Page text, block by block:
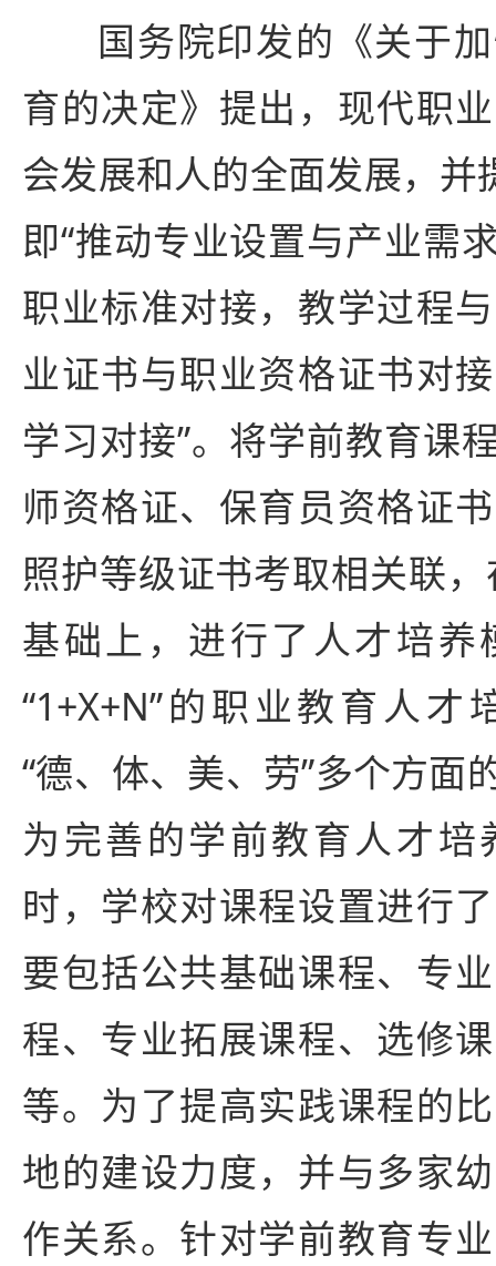
国务院印发的《关于
育的决定》提出，现代职
会发展和人的全面发展，并
即“推动专业设置与产业需
职业标准对接，教学过程
业证书与职业资格证书对
学习对接”。将学前教育课
师资格证、保育员资格证
照护等级证书考取相关联，
基础上，进行了人才培养
“1+X+N”的职业教育人
“德、体、美、劳”多个方面
为完善的学前教育人才培
时，学校对课程设置进行
要包括公共基础课程、专
程、专业拓展课程、选修
等。为了提高实践课程的
地的建设力度，并与多家
作关系。针对学前教育专